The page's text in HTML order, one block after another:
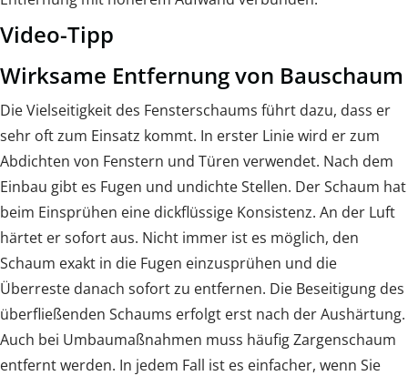
Video-Tipp
Wirksame Entfernung von Bauschaum
Die Vielseitigkeit des Fensterschaums führt dazu, dass er
sehr oft zum Einsatz kommt. In erster Linie wird er zum
Abdichten von Fenstern und Türen verwendet. Nach dem
Einbau gibt es Fugen und undichte Stellen. Der Schaum hat
beim Einsprühen eine dickflüssige Konsistenz. An der Luft
härtet er sofort aus. Nicht immer ist es möglich, den
Schaum exakt in die Fugen einzusprühen und die
Überreste danach sofort zu entfernen. Die Beseitigung des
überfließenden Schaums erfolgt erst nach der Aushärtung.
Auch bei Umbaumaßnahmen muss häufig Zargenschaum
entfernt werden. In jedem Fall ist es einfacher, wenn Sie